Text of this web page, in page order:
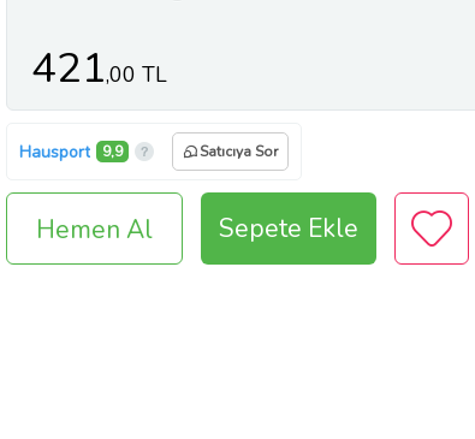
421,00 TL
Hausport 9,9 Satıcıya Sor
Hemen Al Sepete Ekle